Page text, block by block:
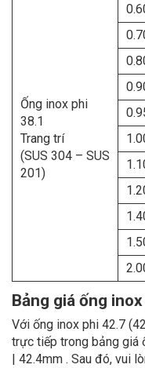
Ống inox phi
38.1
Trang trí
(SUS 304 – SUS
201)
Bảng giá ống
Với ống inox phi 42.7
trực tiếp trong bảng giá
| 42.4mm . Sau đó, vui